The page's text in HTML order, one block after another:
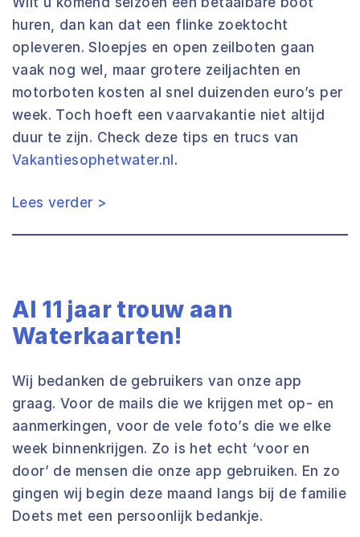
huren, dan kan dat een flinke zoektocht
opleveren. Sloepjes en open zeilboten gaan
vaak nog wel, maar grotere zeiljachten en
motorboten kosten al snel duizenden euro’s per
week. Toch hoeft een vaarvakantie niet altijd
duur te zijn. Check deze tips en trucs van
Vakantiesophetwater.nl .
Lees verder >
Al 11 jaar trouw aan
Waterkaarten!
Wij bedanken de gebruikers van onze app
graag. Voor de mails die we krijgen met op- en
aanmerkingen, voor de vele foto’s die we elke
week binnenkrijgen. Zo is het echt ‘voor en
door’ de mensen die onze app gebruiken. En zo
gingen wij begin deze maand langs bij de familie
Doets met een persoonlijk bedankje.